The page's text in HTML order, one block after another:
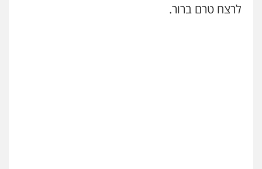
לרצח טרם ברור.